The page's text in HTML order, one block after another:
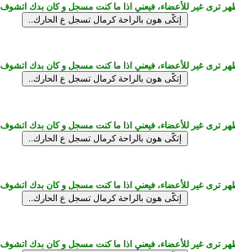
ترى غير للأعضاء، فيعني اذا ما كنت مسجل و كان بدك
ترى غير للأعضاء، فيعني اذا ما كنت مسجل و كان بدك
ترى غير للأعضاء، فيعني اذا ما كنت مسجل و كان بدك
ترى غير للأعضاء، فيعني اذا ما كنت مسجل و كان بدك
ترى غير للأعضاء، فيعني اذا ما كنت مسجل و كان بدك